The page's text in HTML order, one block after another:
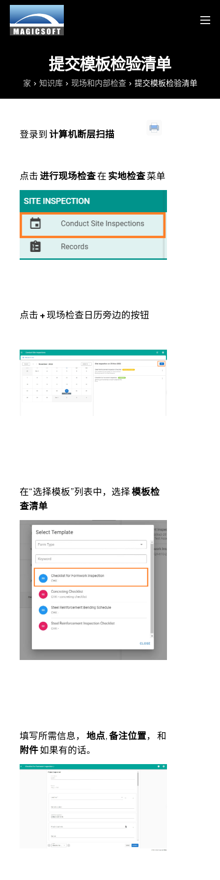
产品
博客
资源
English
提交模板检验清单
家 知识库 现场和内部检查 提交模板检验清单
登录到 计算机断层扫描
点击 进行现场检查在 实地检查菜单
点击 +现场检查日历旁边的按钮
在“选择模板”列表中，选择模板检
查清单
填写所需信息， 地点,备注位置， 和
附件如果有的话。